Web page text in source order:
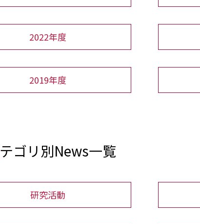
2022年度
2019年度
カテゴリ別News一覧
研究活動